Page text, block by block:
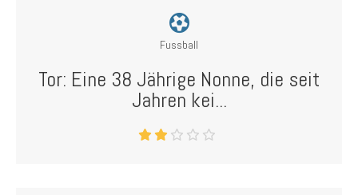
Fussball
Tor: Eine 38 Jährige Nonne, die seit
Jahren kei...